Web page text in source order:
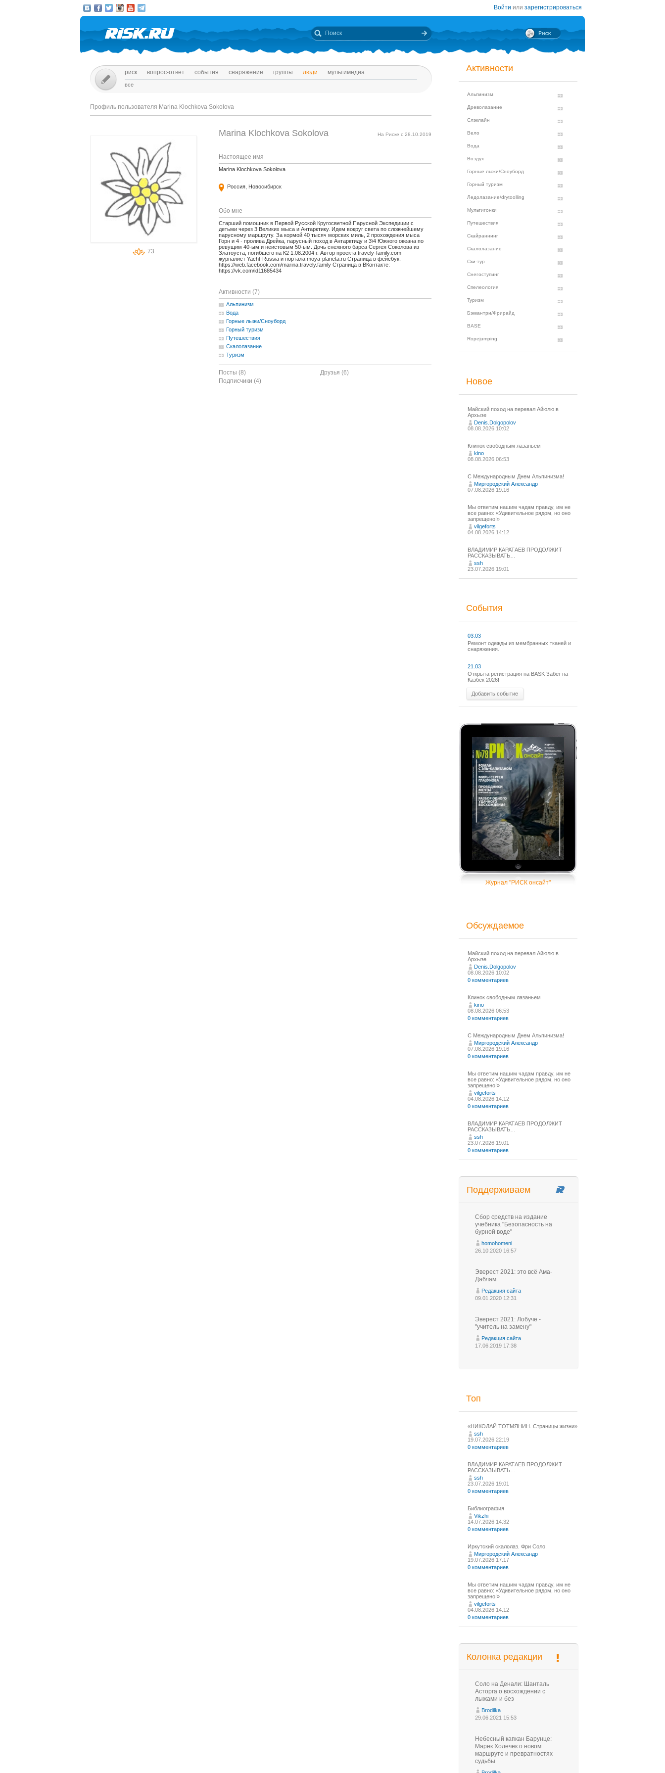
Войти или зарегистрироваться
риск вопрос-ответ события снаряжение группы люди мультимедиа
все
Профиль пользователя Marina Klochkova Sokolova
73
Marina Klochkova Sokolova На Риске с 28.10.2019
Настоящее имя
Marina Klochkova Sokolova
Россия, Новосибирск
Обо мне
Старший помощник в Первой Русской Кругосветной Парусной Экспедиции с
детьми через 3 Великих мыса и Антарктику. Идем вокруг света по сложнейшему
парусному маршруту. За кормой 40 тысяч морских миль, 2 прохождения мыса
Горн и 4 - пролива Дрейка, парусный поход в Антарктиду и 3\4 Южного океана по
ревущим 40-ым и неистовым 50-ым. Дочь снежного барса Сергея Соколова из
Златоуста, погибшего на К2 1.08.2004 г. Автор проекта travely-family.com
журналист Yacht-Russia и портала moya-planeta.ru Страница в фейсбук:
https://web.facebook.com/marina.travely.family Страница в ВКонтакте:
https://vk.com/id11685434
Активности (7)
Альпинизм
Вода
Горные лыжи/Сноуборд
Горный туризм
Путешествия
Скалолазание
Туризм
Посты (8)
Друзья (6)
Подписчики (4)
Активности
Альпинизм
Древолазание
Слэклайн
Вело
Вода
Воздух
Горные лыжи/Сноуборд
Горный туризм
Ледолазание/drytoolling
Мультигонки
Путешествия
Скайраннинг
Скалолазание
Ски-тур
Снегоступинг
Спелеология
Туризм
Бэккантри/Фрирайд
BASE
Ropejumping
Новое
Майский поход на перевал Айюлю в
Архызе
Denis.Dolgopolov
08.08.2026 10:02
Клинок свободным лазаньем
kino
08.08.2026 06:53
С Международным Днем Альпинизма!⁠
Миргородский Александр
07.08.2026 19:16
Мы ответим нашим чадам правду, им не
все равно: «Удивительное рядом, но оно
запрещено!»
vilgeforts
04.08.2026 14:12
ВЛАДИМИР КАРАТАЕВ ПРОДОЛЖИТ
РАССКАЗЫВАТЬ…
ssh
23.07.2026 19:01
События
03.03
Ремонт одежды из мембранных тканей и
снаряжения.
21.03
Открыта регистрация на BASK Забег на
Казбек 2026!
Добавить событие
Журнал "РИСК онсайт"
Обсуждаемое
Майский поход на перевал Айюлю в
Архызе
Denis.Dolgopolov
08.08.2026 10:02
0 комментариев
Клинок свободным лазаньем
kino
08.08.2026 06:53
0 комментариев
С Международным Днем Альпинизма!⁠
Миргородский Александр
07.08.2026 19:16
0 комментариев
Мы ответим нашим чадам правду, им не
все равно: «Удивительное рядом, но оно
запрещено!»
vilgeforts
04.08.2026 14:12
0 комментариев
ВЛАДИМИР КАРАТАЕВ ПРОДОЛЖИТ
РАССКАЗЫВАТЬ…
ssh
23.07.2026 19:01
0 комментариев
Поддерживаем
Сбор средств на издание
учебника "Безопасность на
бурной воде"
homohomeni
26.10.2020 16:57
Эверест 2021: это всё Ама-
Даблам
Редакция сайта
09.01.2020 12:31
Эверест 2021: Лобуче -
"учитель на замену"
Редакция сайта
17.06.2019 17:38
Топ
«НИКОЛАЙ ТОТМЯНИН. Страницы жизни»
ssh
19.07.2026 22:19
0 комментариев
ВЛАДИМИР КАРАТАЕВ ПРОДОЛЖИТ
РАССКАЗЫВАТЬ…
ssh
23.07.2026 19:01
0 комментариев
Библиография
Vikzhi
14.07.2026 14:32
0 комментариев
Иркутский скалолаз. Фри Соло.
Миргородский Александр
19.07.2026 17:17
0 комментариев
Мы ответим нашим чадам правду, им не
все равно: «Удивительное рядом, но оно
запрещено!»
vilgeforts
04.08.2026 14:12
0 комментариев
Колонка редакции
Соло на Денали: Шанталь
Асторга о восхождении с
лыжами и без
Brodilka
29.06.2021 15:53
Небесный капкан Барунце:
Марек Холечек о новом
маршруте и превратностях
судьбы